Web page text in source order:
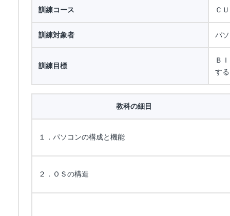
訓練コース Ｃ
訓練対象者 パ
訓練目標
Ｂ
す
教科の細目
１．パソコンの構成と機能
２．ＯＳの構造